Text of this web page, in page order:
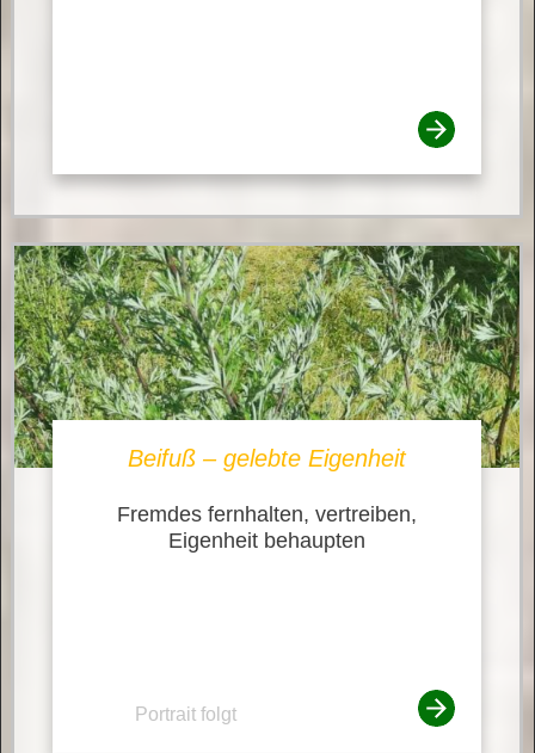
Beifuß – gelebte Eigenheit
Fremdes fernhalten, vertreiben,
Eigenheit behaupten
Portrait folgt